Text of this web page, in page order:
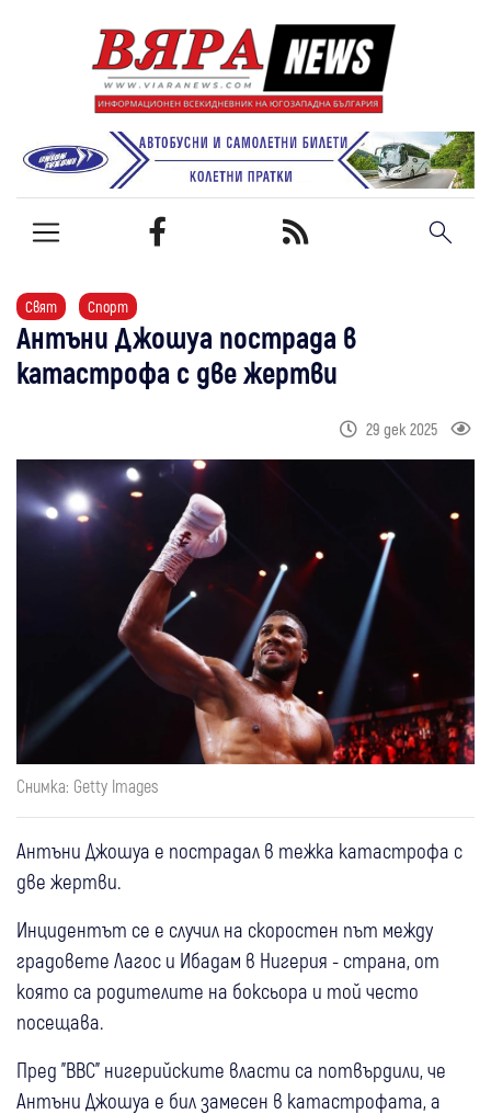
Свят Спорт
Антъни Джошуа пострада в
катастрофа с две жертви
29 дек 2025
Снимка: Getty Images
Антъни Джошуа е пострадал в тежка катастрофа с
две жертви.
Инцидентът се е случил на скоростен път между
градовете Лагос и Ибадам в Нигерия - страна, от
която са родителите на боксьора и той често
посещава.
Пред "BBC" нигерийските власти са потвърдили, че
Антъни Джошуа е бил замесен в катастрофата, а